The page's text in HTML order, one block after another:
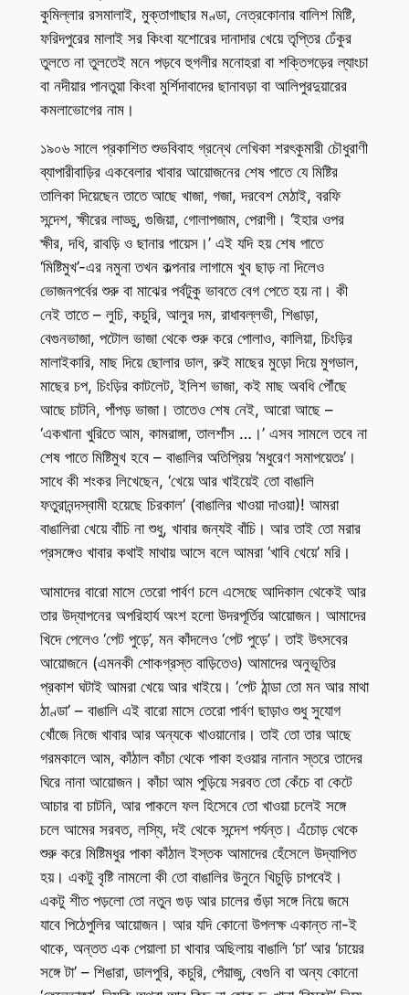
কুমিল্লার রসমালাই, মুক্তাগাছার মণ্ডা, নেত্রকোনার বালিশ মিষ্টি,
ফরিদপুরের মালাই সর কিংবা যশোরের দানাদার খেয়ে তৃপ্তির ঢেঁকুর
তুলতে না তুলতেই মনে পড়বে হুগলীর মনোহরা বা শক্তিগড়ের ল্যাংচা
বা নদীয়ার পানতুয়া কিংবা মুর্শিদাবাদের ছানাবড়া বা আলিপুরদুয়ারের
কমলাভোগের নাম।
১৯০৬ সালে প্রকাশিত শুভবিবাহ গ্রন্থে লেখিকা শরৎকুমারী চৌধুরাণী
ব্যাপারীবাড়ির একবেলার খাবার আয়োজনের শেষ পাতে যে মিষ্টির
তালিকা দিয়েছেন তাতে আছে খাজা, গজা, দরবেশ মেঠাই, বরফি
সন্দেশ, ক্ষীরের লাড্ডু, গুজিয়া, গোলাপজাম, পেরাগী। ‘ইহার ওপর
ক্ষীর, দধি, রাবড়ি ও ছানার পায়েস।’ এই যদি হয় শেষ পাতে
‘মিষ্টিমুখ’-এর নমুনা তখন কল্পনার লাগামে খুব ছাড় না দিলেও
ভোজনপর্বের শুরু বা মাঝের পর্বটুকু ভাবতে বেগ পেতে হয় না। কী
নেই তাতে – লুচি, কচুরি, আলুর দম, রাধাবল্লভী, শিঙাড়া,
বেগুনভাজা, পটোল ভাজা থেকে শুরু করে পোলাও, কালিয়া, চিংড়ির
মালাইকারি, মাছ দিয়ে ছোলার ডাল, রুই মাছের মুড়ো দিয়ে মুগডাল,
মাছের চপ, চিংড়ির কাটলেট, ইলিশ ভাজা, কই মাছ অবধি পৌঁছে
আছে চাটনি, পাঁপড় ভাজা। তাতেও শেষ নেই, আরো আছে –
‘একখানা খুরিতে আম, কামরাঙ্গা, তালশাঁস …।’ এসব সামলে তবে না
শেষ পাতে মিষ্টিমুখ হবে – বাঙালির অতিপ্রিয় ‘মধুরেণ সমাপয়েতঃ’।
সাধে কী শংকর লিখেছেন, ‘খেয়ে আর খাইয়েই তো বাঙালি
ফতুরানন্দস্বামী হয়েছে চিরকাল’ (বাঙালির খাওয়া দাওয়া)! আমরা
বাঙালিরা খেয়ে বাঁচি না শুধু, খাবার জন্যই বাঁচি। আর তাই তো মরার
প্রসঙ্গেও খাবার কথাই মাথায় আসে বলে আমরা ‘খাবি খেয়ে’ মরি।
আমাদের বারো মাসে তেরো পার্বণ চলে এসেছে আদিকাল থেকেই আর
তার উদ্যাপনের অপরিহার্য অংশ হলো উদরপূর্তির আয়োজন। আমাদের
খিদে পেলেও ‘পেট পুড়ে’, মন কাঁদলেও ‘পেট পুড়ে’। তাই উৎসবের
আয়োজনে (এমনকী শোকগ্রস্ত বাড়িতেও) আমাদের অনুভূতির
প্রকাশ ঘটাই আমরা খেয়ে আর খাইয়ে। ‘পেট ঠান্ডা তো মন আর মাথা
ঠাণ্ডা’ – বাঙালি এই বারো মাসে তেরো পার্বণ ছাড়াও শুধু সুযোগ
খোঁজে নিজে খাবার আর অন্যকে খাওয়ানোর। তাই তো তার আছে
গরমকালে আম, কাঁঠাল কাঁচা থেকে পাকা হওয়ার নানান স্তরে তাদের
ঘিরে নানা আয়োজন। কাঁচা আম পুড়িয়ে সরবত তো কেঁচে বা কেটে
আচার বা চাটনি, আর পাকলে ফল হিসেবে তো খাওয়া চলেই সঙ্গে
চলে আমের সরবত, লস্যি, দই থেকে সন্দেশ পর্যন্ত। এঁচোড় থেকে
শুরু করে মিষ্টিমধুর পাকা কাঁঠাল ইস্তক আমাদের হেঁসেলে উদ্যাপিত
হয়। একটু বৃষ্টি নামলো কী তো বাঙালির উনুনে খিচুড়ি চাপবেই।
একটু শীত পড়লো তো নতুন গুড় আর চালের গুঁড়া সঙ্গে নিয়ে জমে
যাবে পিঠেপুলির আয়োজন। আর যদি কোনো উপলক্ষ একান্ত না-ই
থাকে, অন্তত এক পেয়ালা চা খাবার অছিলায় বাঙালি ‘চা’ আর ‘চায়ের
সঙ্গে টা’ – শিঙারা, ডালপুরি, কচুরি, পেঁয়াজু, বেগুনি বা অন্য কোনো